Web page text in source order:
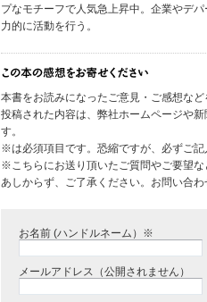
プなモチーフで人気急上昇中。企業やデ
力的に活動を行う。
本書をお読みになったご意見・ご感想など
投稿された内容は、弊社ホームページや
す。
※は必須項目です。恐縮ですが、必ずご記
※こちらにお送り頂いたご質問やご要望な
あしからず、ご了承ください。お問い合わ
お名前 (ハンドルネーム）※
メールアドレス（公開されません）